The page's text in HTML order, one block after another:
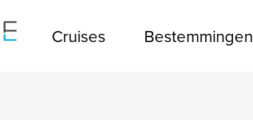
Cruises Bestemmingen